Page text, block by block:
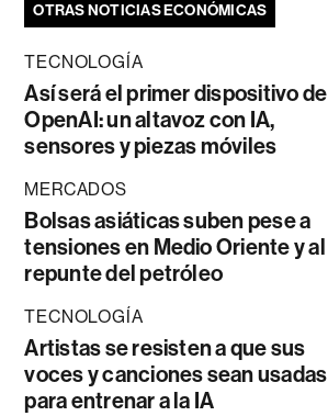
OTRAS NOTICIAS ECONÓMICAS
TECNOLOGÍA
Así será el primer dispositivo de
OpenAI: un altavoz con IA,
sensores y piezas móviles
MERCADOS
Bolsas asiáticas suben pese a
tensiones en Medio Oriente y al
repunte del petróleo
TECNOLOGÍA
Artistas se resisten a que sus
voces y canciones sean usadas
para entrenar a la IA